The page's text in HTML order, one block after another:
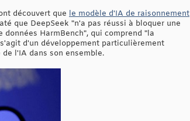
découvert que le modèle d'IA de raisonnement
que DeepSeek "n'a pas réussi à bloquer une
HarmBench", qui comprend "la
d'un développement particulièrement
l'IA dans son ensemble.